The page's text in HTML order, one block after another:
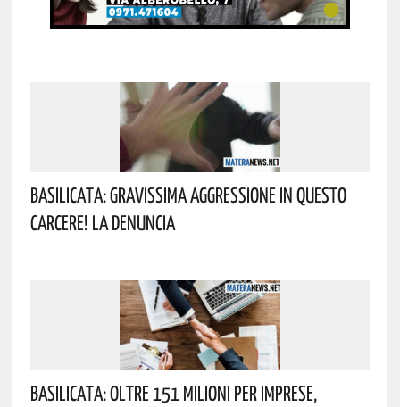
Basilicata: Gravissima Aggressione In Questo
Carcere! La Denuncia
Basilicata: Oltre 151 Milioni Per Imprese,